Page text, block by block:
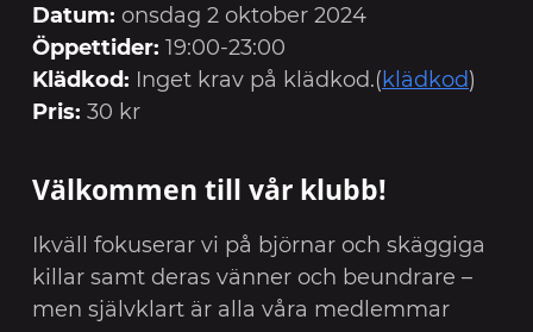
Datum: onsdag 2 oktober 2024
Öppettider: 19:00-23:00
Klädkod: Inget krav på klädkod.(klädkod)
Pris: 30 kr
Välkommen till vår klubb!
Ikväll fokuserar vi på björnar och skäggiga
killar samt deras vänner och beundrare –
men självklart är alla våra medlemmar